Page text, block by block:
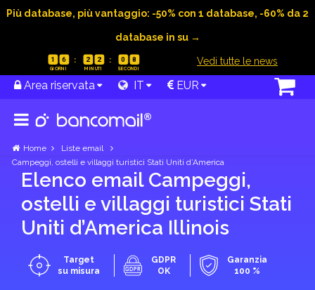
Più database, più vantaggio: -50% con 1 database, -60% da 2
database in su →
1 6 2 2 0 7 Vedi tutte le news
Area riservata IT EUR
Home
Liste email
Campeggi, ostelli e villaggi turistici Stati Uniti d’America
Elenco email Campeggi,
ostelli e villaggi turistici Stati
Uniti d’America Illinois
Target
su misura
GDPR
OK
Garanzia
100 %